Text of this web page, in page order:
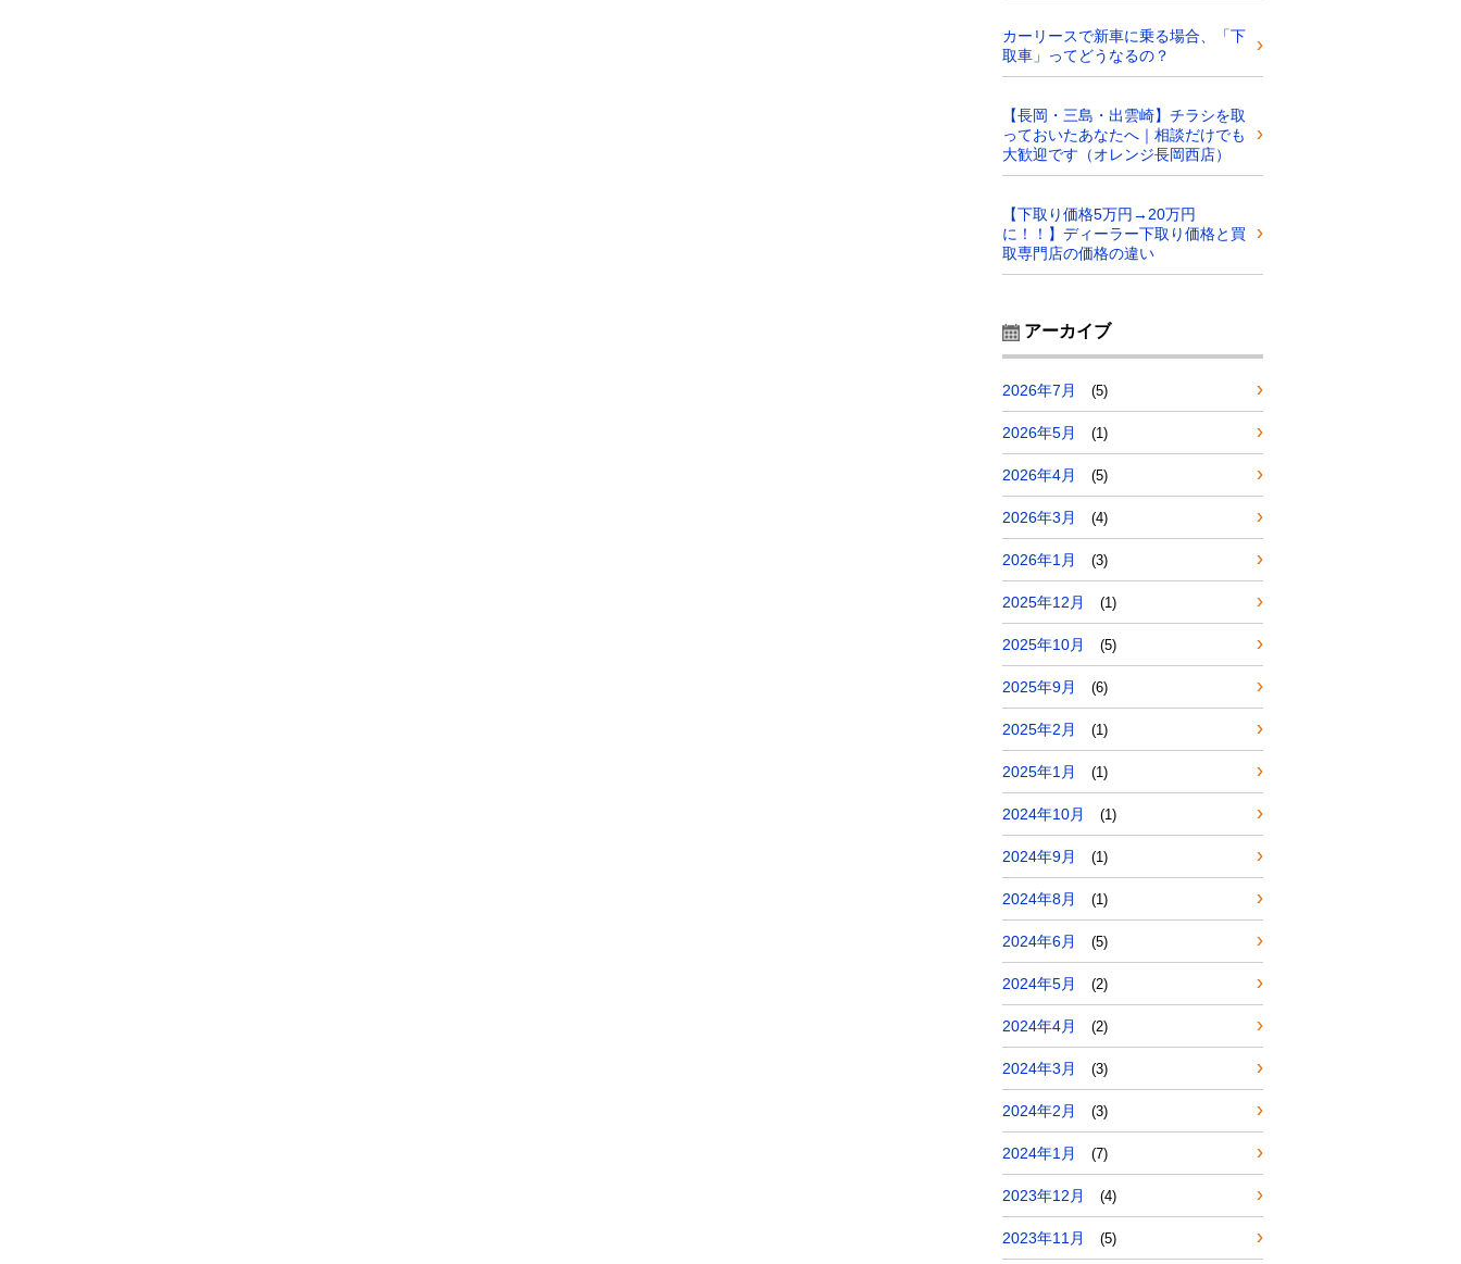
カーリースで新車に乗る場合、「下
取車」ってどうなるの？
【長岡・三島・出雲崎】チラシを取
っておいたあなたへ｜相談だけでも
大歓迎です（オレンジ長岡西店）
【下取り価格5万円→20万円
に！！】ディーラー下取り価格と買
取専門店の価格の違い
アーカイブ
2026年7月 (5)
2026年5月 (1)
2026年4月 (5)
2026年3月 (4)
2026年1月 (3)
2025年12月 (1)
2025年10月 (5)
2025年9月 (6)
2025年2月 (1)
2025年1月 (1)
2024年10月 (1)
2024年9月 (1)
2024年8月 (1)
2024年6月 (5)
2024年5月 (2)
2024年4月 (2)
2024年3月 (3)
2024年2月 (3)
2024年1月 (7)
2023年12月 (4)
2023年11月 (5)